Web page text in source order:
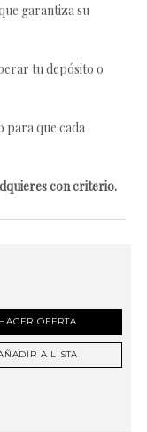
garantiza su
tu depósito o
para que cada
con criterio.
HACER OFERTA
A LISTA